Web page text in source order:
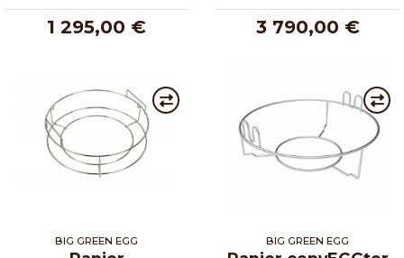
1 295,00 € 3 790,00 €
BIG GREEN EGG BIG GREEN EGG